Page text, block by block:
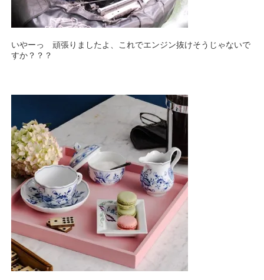
いやーっ 頑張りましたよ、これでエンジン抜けそうじゃないで
すか？？？